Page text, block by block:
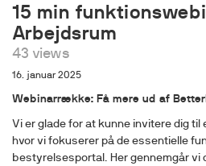
15 min
Arbejdsrum
43 views
16. januar 2025
Webinarrække: Få mere ud af
Vi er glade for at kunne invitere dig
hvor vi fokuserer på de essentielle
bestyrelsesportal. Her gennemgår vi